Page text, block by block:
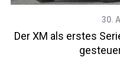
30.
Der XM als erstes